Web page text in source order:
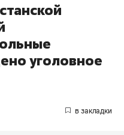
уголовное